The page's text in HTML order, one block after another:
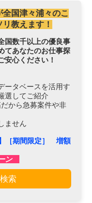
国津々浦々のこ
教えます！
国数千以上の優良事
てあなたのお仕事探
安心ください！
ータベースを活用す
選してご紹介
から急募案件や非
ません
［期間限定］ 増額
ン
索